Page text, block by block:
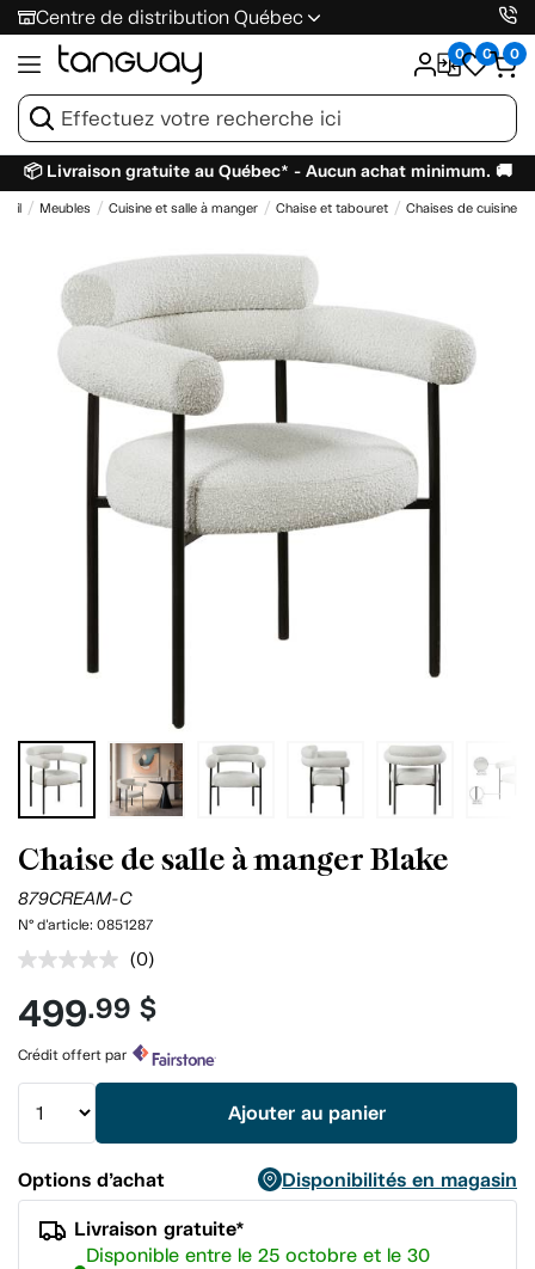
Centre de distribution Québec
0 0 0
📦 Livraison gratuite au Québec* - Aucun achat minimum. 🚚
Meubles Cuisine et salle à manger Chaise et tabouret Chaises de cuisine
Chaise de salle à manger Blake
879CREAM-C
N° d'article: 0851287
Aucune
pour
ce
produit.
Lien
vers
page.
(0)
499.99 $
Crédit offert par
Ajouter au panier
Options d’achat
Disponibilités en magasin
Livraison gratuite*
Disponible entre le 25 octobre et le 30